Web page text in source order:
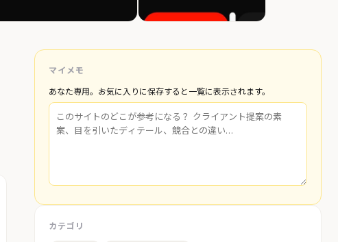
マイメモ
あなた専用。お気に入りに保存すると一覧に表示されます。
カテゴリ